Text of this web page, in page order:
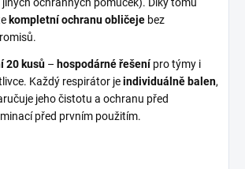
kompletní ochranu obličeje bez
20 kusů – hospodárné řešenípro týmy i
Každý respirátor jeindividuálně balen,
jeho čistotu a ochranu před
před prvním použitím.